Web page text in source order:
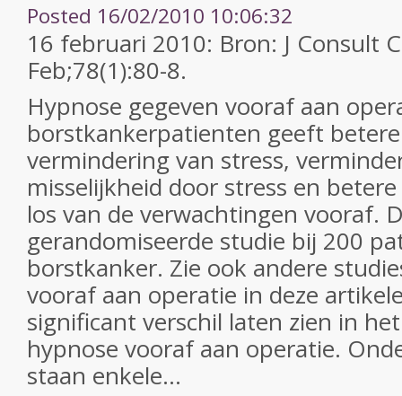
Posted 16/02/2010 10:06:32
16 februari 2010: Bron: J Consult
Feb;78(1):80-8.
Hypnose gegeven vooraf aan
borstkankerpatienten geeft
vermindering van stress,
misselijkheid door stress en
los van de verwachtingen vooraf.
gerandomiseerde studie bij 200
borstkanker. Zie ook andere
vooraf aan operatie in deze
significant verschil laten zien in
hypnose vooraf aan operatie.
staan enkele...